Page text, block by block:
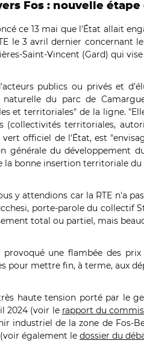
Fos : nouvelle
ce 13 mai que l'État allait
le 3 avril dernier
Saint-Vincent (Gard) qui
publics ou privés et
du parc de
et territoriales" de la ligne.
(collectivités territoriales,
officiel de l'État, est
générale du développement
bonne insertion territoriale
y attendions car la RTE n'a
porte-parole du collectif
total ou partiel, mais
une flambée des
pour mettre fin, à terme, aux
haute tension porté par le
2024 (voir le rapport du
industriel de la zone de Fos-
également le dossier du